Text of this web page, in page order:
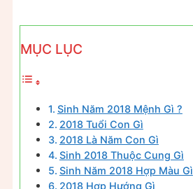
MỤC LỤC
Sinh Năm 2018 Mệnh Gì ?
2018 Tuổi Con Gì
2018 Là Năm Con Gì
Sinh 2018 Thuộc Cung Gì
Sinh Năm 2018 Hợp Màu Gì
2018 Hợp Hướng Gì